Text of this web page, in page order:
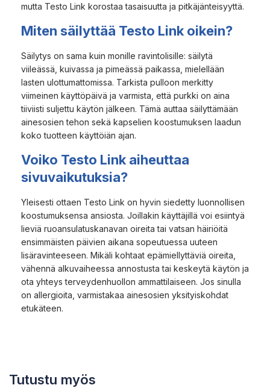
mutta Testo Link korostaa tasaisuutta ja pitkäjänteisyyttä.
Miten säilyttää Testo Link oikein?
Säilytys on sama kuin monille ravintolisille: säilytä
viileässä, kuivassa ja pimeässä paikassa, mielellään
lasten ulottumattomissa. Tarkista pulloon merkitty
viimeinen käyttöpäivä ja varmista, että purkki on aina
tiiviisti suljettu käytön jälkeen. Tämä auttaa säilyttämään
ainesosien tehon sekä kapselien koostumuksen laadun
koko tuotteen käyttöiän ajan.
Voiko Testo Link aiheuttaa
sivuvaikutuksia?
Yleisesti ottaen Testo Link on hyvin siedetty luonnollisen
koostumuksensa ansiosta. Joillakin käyttäjillä voi esiintyä
lieviä ruoansulatuskanavan oireita tai vatsan häiriöitä
ensimmäisten päivien aikana sopeutuessa uuteen
lisäravinteeseen. Mikäli kohtaat epämiellyttäviä oireita,
vähennä alkuvaiheessa annostusta tai keskeytä käytön ja
ota yhteys terveydenhuollon ammattilaiseen. Jos sinulla
on allergioita, varmistakaa ainesosien yksityiskohdat
etukäteen.
Tutustu myös